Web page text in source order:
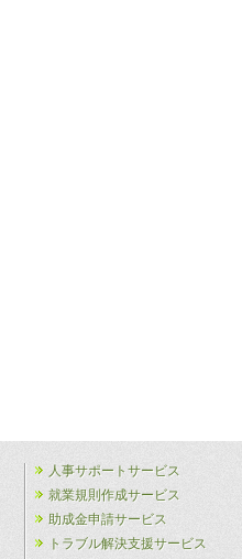
人事サポートサービス
就業規則作成サービス
助成金申請サービス
トラブル解決支援サービス